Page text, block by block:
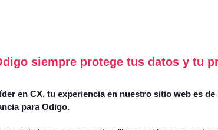
siempre protege tus datos y tu
en CX, tu experiencia en nuestro sitio web es de
para Odigo.Casos
de
reinventa